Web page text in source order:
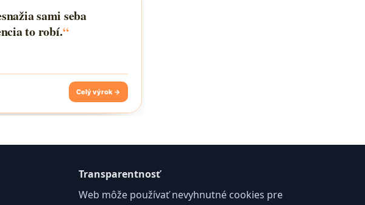
Transparentnosť
Web môže používať nevyhnutné cookies pre